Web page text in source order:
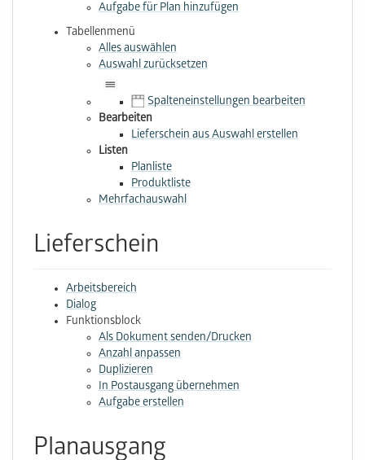
Aufgabe für Plan hinzufügen
Tabellenmenü
Alles auswählen
Auswahl zurücksetzen
Spalteneinstellungen bearbeiten
Bearbeiten
Lieferschein aus Auswahl erstellen
Listen
Planliste
Produktliste
Mehrfachauswahl
Lieferschein
Arbeitsbereich
Dialog
Funktionsblock
Als Dokument senden/Drucken
Anzahl anpassen
Duplizieren
In Postausgang übernehmen
Aufgabe erstellen
Planausgang